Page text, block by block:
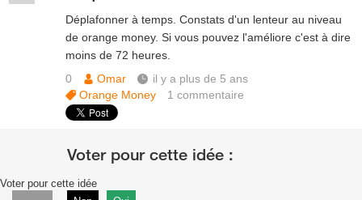
Déplafonner à temps. Constats d'un lenteur au niveau
de orange money. Si vous pouvez l'améliore c'est à dire
moins de 72 heures.
0
Omar
il y a plus de 5 ans
Orange Money
1commentaire
Voter pour cette idée